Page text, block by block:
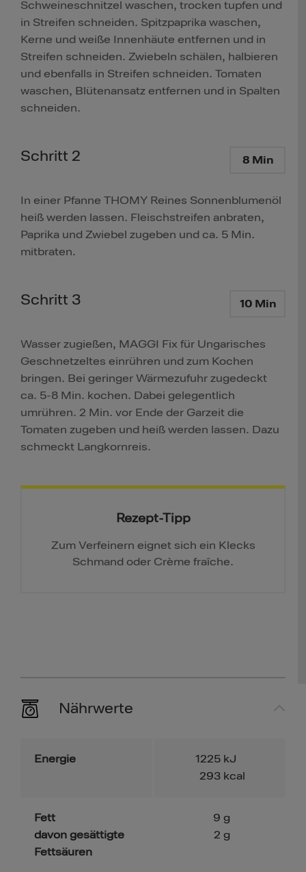
Schweineschnitzel waschen, trocken tupfen und
in Streifen schneiden. Spitzpaprika waschen,
Kerne und weiße Innenhäute entfernen und in
Streifen schneiden. Zwiebeln schälen, halbieren
und ebenfalls in Streifen schneiden. Tomaten
waschen, Blütenansatz entfernen und in Spalten
schneiden.
Schritt 2 8 Min
In einer Pfanne THOMY Reines Sonnenblumenöl
heiß werden lassen. Fleischstreifen anbraten,
Paprika und Zwiebel zugeben und ca. 5 Min.
mitbraten.
Schritt 3 10 Min
Wasser zugießen, MAGGI Fix für Ungarisches
Geschnetzeltes einrühren und zum Kochen
bringen. Bei geringer Wärmezufuhr zugedeckt
ca. 5-8 Min. kochen. Dabei gelegentlich
umrühren. 2 Min. vor Ende der Garzeit die
Tomaten zugeben und heiß werden lassen. Dazu
schmeckt Langkornreis.
Rezept-Tipp
Zum Verfeinern eignet sich ein Klecks
Schmand oder Crème fraîche.
Nährwerte
Energie 1225 kJ
293 kcal
Fett
davon gesättigte
Fettsäuren
9 g
2 g